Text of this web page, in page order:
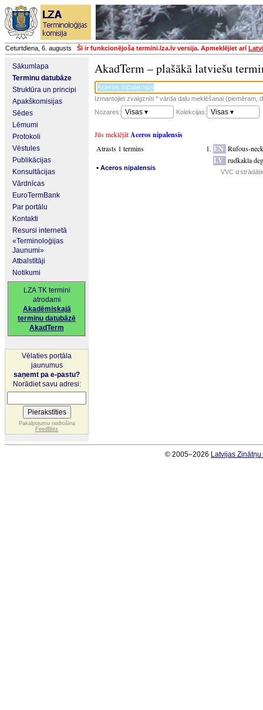
Ceturtdiena, 6. augusts Šī ir funkcionējoša termini.lza.lv versija. Apmeklējiet arī
Sākumlapa
Terminu datubāze
Struktūra un principi
Apakškomisijas
Sēdes
Lēmumi
Protokoli
Vēstules
Publikācijas
Konsultācijas
Vārdnīcas
EuroTermBank
Par portālu
Kontakti
Resursi internetā
«Terminoloģijas
Jaunumi»
Atbalstītāji
Notikumi
LZA TK termini
atrodami
Akadēmiskajā
terminu datubāzē
AkadTerm
Vēlaties portāla
jaunumus
saņemt pa e-pastu?
Norādiet savu adresi:
Pakalpojumu nodrošina
FeedBlitz
AkadTerm – plašākā latviešu
Izmantojiet zvaigznīti * vārda daļu meklēšanai (piemēram,
Nozares:
Visas ▾ Kolekcijas: Visas ▾
Jūs meklējātAceros nipalensis
Atrasts 1 termins
▪ Aceros nipalensis
EN Rufous-
LV rudkakla
VVC
© 2005–2026 Latvijas